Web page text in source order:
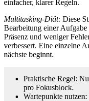
einfacher, klarer Regeln.
Multitasking‑Diät: Diese
Bearbeitung einer
Präsenz und weniger
verbessert. Eine einzelne
nächste beginnt.
Praktische Regel:
pro Fokusblock.
Wartepunkte